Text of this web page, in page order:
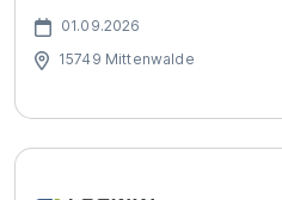
01.09.2026
15749 Mittenwalde